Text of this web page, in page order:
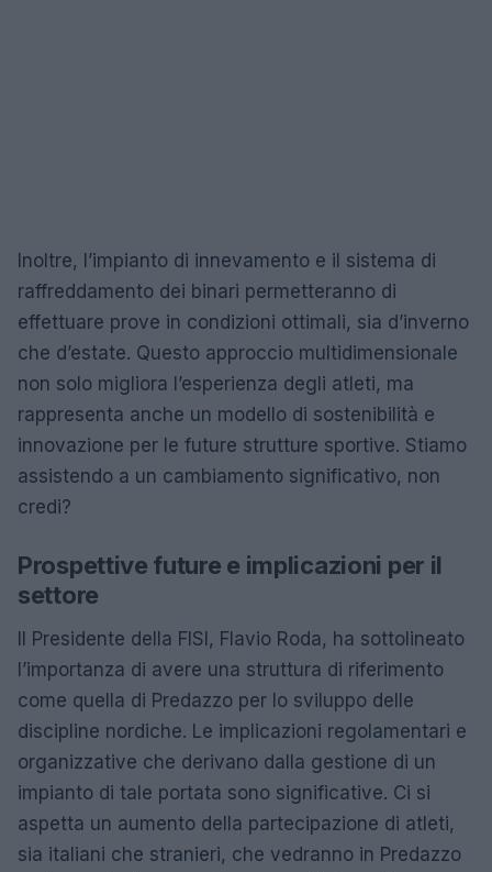
Inoltre, l’impianto di innevamento e il sistema di
raffreddamento dei binari permetteranno di
effettuare prove in condizioni ottimali, sia d’inverno
che d’estate. Questo approccio multidimensionale
non solo migliora l’esperienza degli atleti, ma
rappresenta anche un modello di sostenibilità e
innovazione per le future strutture sportive. Stiamo
assistendo a un cambiamento significativo, non
credi?
Prospettive future e implicazioni per il
settore
Il Presidente della FISI, Flavio Roda, ha sottolineato
l’importanza di avere una struttura di riferimento
come quella di Predazzo per lo sviluppo delle
discipline nordiche. Le implicazioni regolamentari e
organizzative che derivano dalla gestione di un
impianto di tale portata sono significative. Ci si
aspetta un aumento della partecipazione di atleti,
sia italiani che stranieri, che vedranno in Predazzo